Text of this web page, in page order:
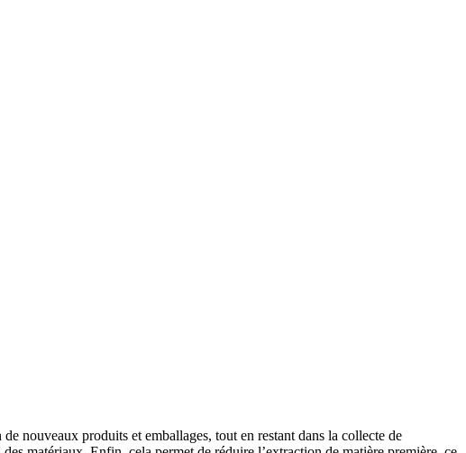
nouveaux produits et emballages, tout en restant dans la collecte de